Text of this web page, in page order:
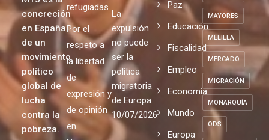
decisión
política.
M+J es la
concreción
en España
de un
movimiento
político
global de
las
personas
refugiadas
Por el
respeto a
la libertad
de
expresión y
PP-VOX en
Andalucía.
21/07/2026
La
expulsión
no puede
ser la
política
migratoria
Medio
ambiente
Paz
Educación
Fiscalidad
Empleo
Economía
JUSTICIA
SOCIAL
MAYORES
MELILLA
MERCADO
MIGRACIÓN